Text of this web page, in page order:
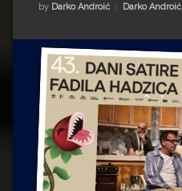
Impressum
Milenko Strižak
Drugi autori
Drugi autori
Matea Andrić
Ljiljana Lekanić-Kljaić
Željko Krznarić
by Darko Androić Kategorije:
Darko Androić